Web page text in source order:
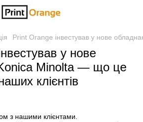
Print Orange інвестував у нове
у нове
Minolta — що це
клієнтів
з нашими клієнтами.